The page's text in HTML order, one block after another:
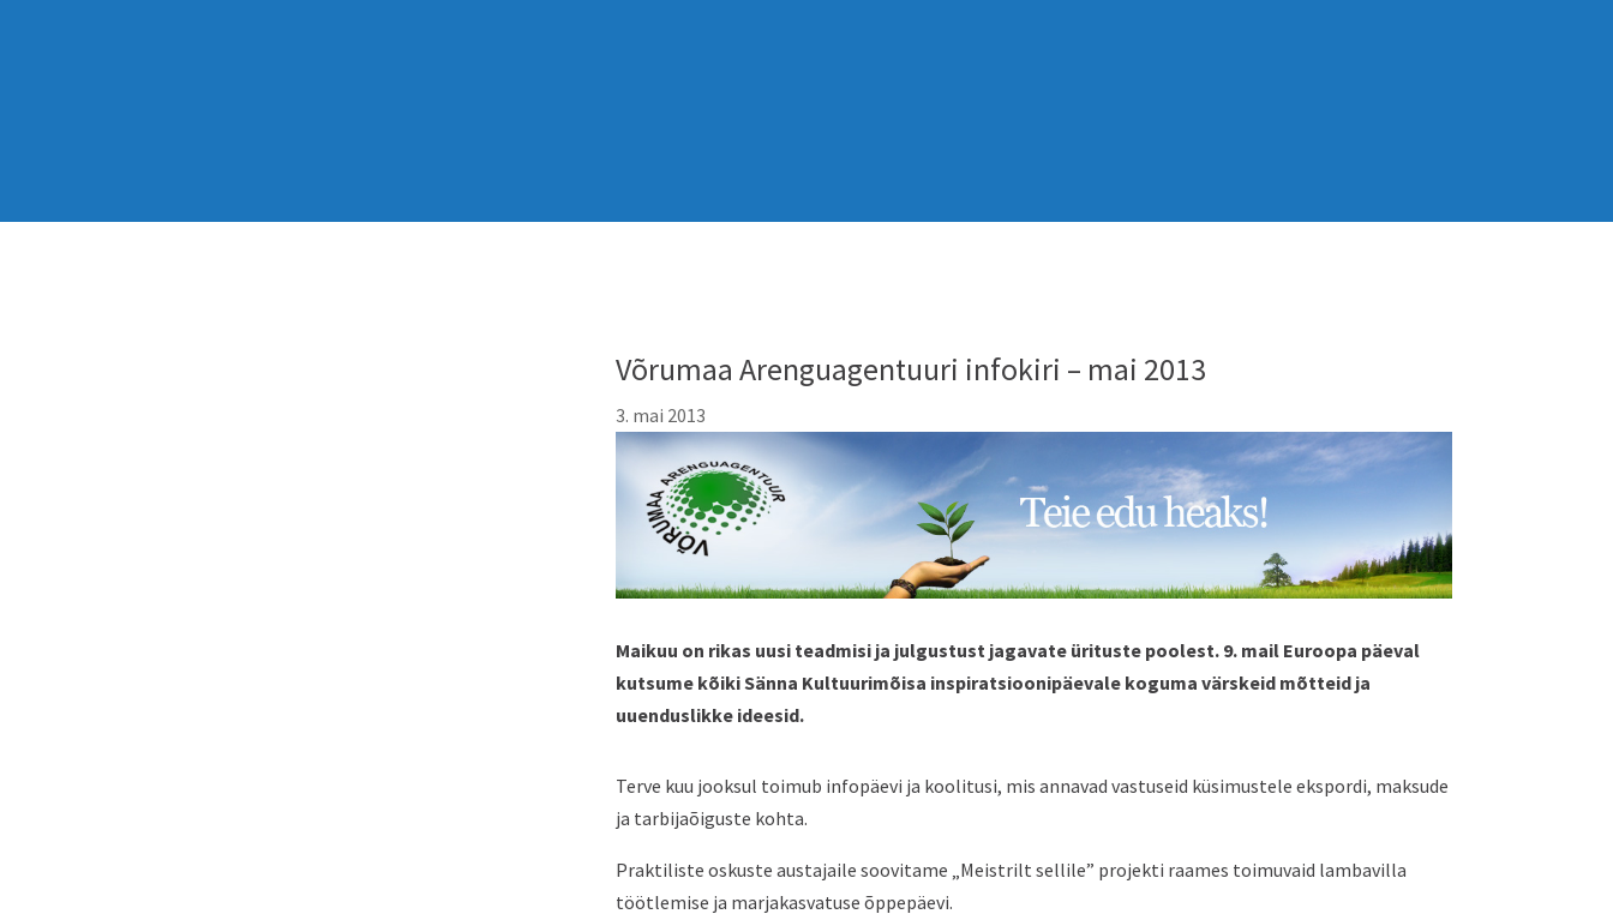
Võrumaa Arenguagentuuri infokiri – mai 2013
3. mai 2013
Maikuu on rikas uusi teadmisi ja julgustust jagavate ürituste poolest. 9. mail Euroopa päeval
kutsume kõiki Sänna Kultuurimõisa inspiratsioonipäevale koguma värskeid mõtteid ja
uuenduslikke ideesid.
Terve kuu jooksul toimub infopäevi ja koolitusi, mis annavad vastuseid küsimustele ekspordi, maksude
ja tarbijaõiguste kohta.
Praktiliste oskuste austajaile soovitame „Meistrilt sellile” projekti raames toimuvaid lambavilla
töötlemise ja marjakasvatuse õppepäevi.